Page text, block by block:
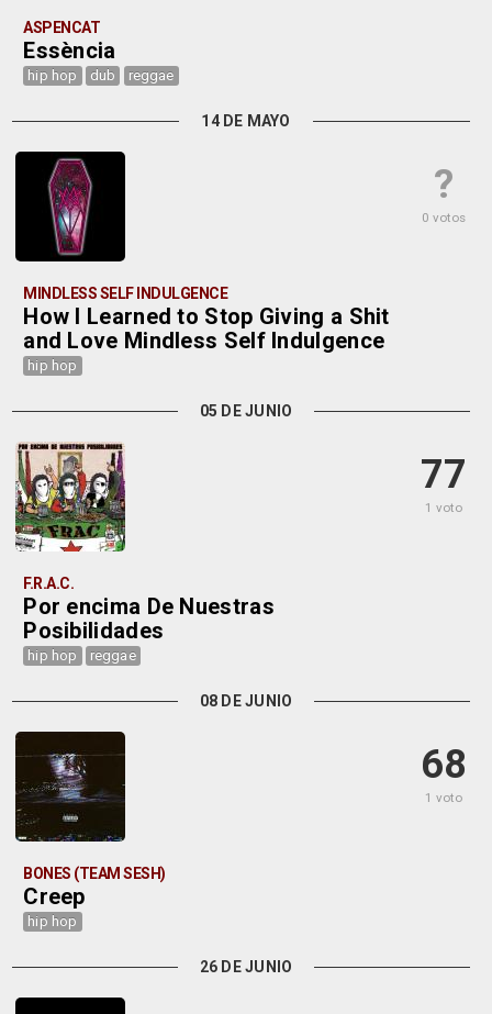
ASPENCAT
Essència
hip hop dub reggae
14 DE MAYO
?
0 votos
MINDLESS SELF INDULGENCE
How I Learned to Stop Giving a Shit
and Love Mindless Self Indulgence
hip hop
05 DE JUNIO
77
1 voto
F.R.A.C.
Por encima De Nuestras
Posibilidades
hip hop reggae
08 DE JUNIO
68
1 voto
BONES (TEAM SESH)
Creep
hip hop
26 DE JUNIO